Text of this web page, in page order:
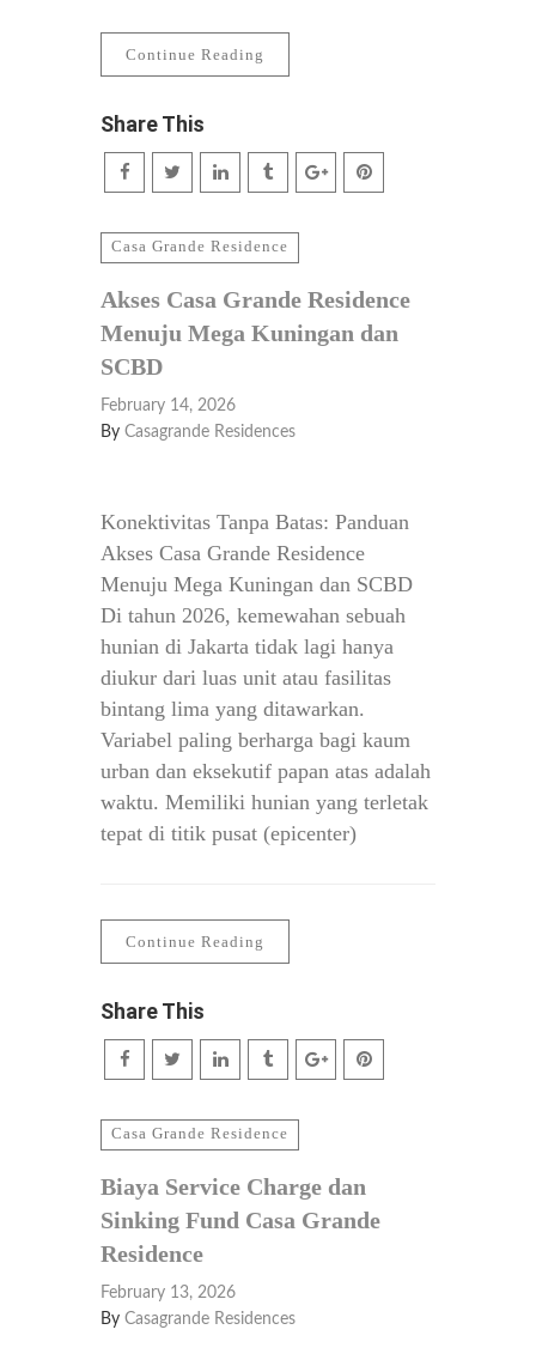
Continue Reading
Share This
Casa Grande Residence
Akses Casa Grande Residence
Menuju Mega Kuningan dan
SCBD
February 14, 2026
By Casagrande Residences
Konektivitas Tanpa Batas: Panduan
Akses Casa Grande Residence
Menuju Mega Kuningan dan SCBD
Di tahun 2026, kemewahan sebuah
hunian di Jakarta tidak lagi hanya
diukur dari luas unit atau fasilitas
bintang lima yang ditawarkan.
Variabel paling berharga bagi kaum
urban dan eksekutif papan atas adalah
waktu. Memiliki hunian yang terletak
tepat di titik pusat (epicenter)
Continue Reading
Share This
Casa Grande Residence
Biaya Service Charge dan
Sinking Fund Casa Grande
Residence
February 13, 2026
By Casagrande Residences